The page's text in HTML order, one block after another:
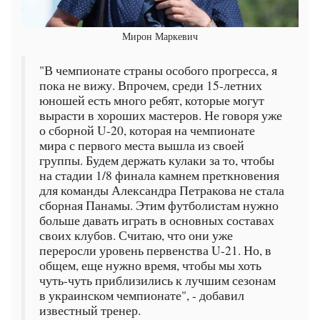
Мирон Маркевич
"В чемпионате страны особого прогресса, я
пока не вижу. Впрочем, среди 15-летних
юношей есть много ребят, которые могут
вырасти в хороших мастеров. Не говоря уже
о сборной U-20, которая на чемпионате
мира с первого места вышла из своей
группы. Будем держать кулаки за то, чтобы
на стадии 1/8 финала камнем преткновения
для команды Александра Петракова не стала
сборная Панамы. Этим футболистам нужно
больше давать играть в основных составах
своих клубов. Считаю, что они уже
переросли уровень первенства U-21. Но, в
общем, еще нужно время, чтобы мы хоть
чуть-чуть приблизились к лучшим сезонам
в украинском чемпионате", - добавил
известный тренер.